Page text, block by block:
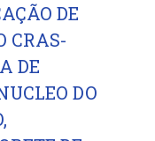
DE
CRAS-
DE
DO